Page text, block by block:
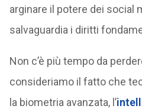
arginare il potere dei social
salvaguardia i diritti
Non c’è più tempo da
consideriamo il fatto che
la biometria avanzata, l’